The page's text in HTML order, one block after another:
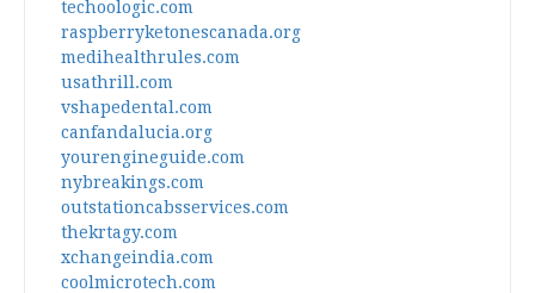
techoologic.com
raspberryketonescanada.org
medihealthrules.com
usathrill.com
vshapedental.com
canfandalucia.org
yourengineguide.com
nybreakings.com
outstationcabsservices.com
thekrtagy.com
xchangeindia.com
coolmicrotech.com